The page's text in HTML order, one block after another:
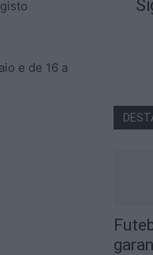
e de 16 a